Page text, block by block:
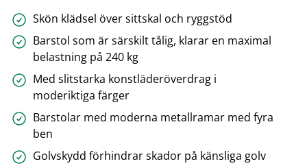
Skön klädsel över sittskal och ryggstöd
Barstol som är särskilt tålig, klarar en maximal
belastning på 240 kg
Med slitstarka konstläderöverdrag i
moderiktiga färger
Barstolar med moderna metallramar med fyra
ben
Golvskydd förhindrar skador på känsliga golv